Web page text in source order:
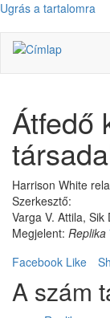
Ugrás a tartalomra
Átfedő
Harrison White
Szerkesztő:
Varga V. Attila, Sik
Megjelent: Replika
Facebook Like
A szám